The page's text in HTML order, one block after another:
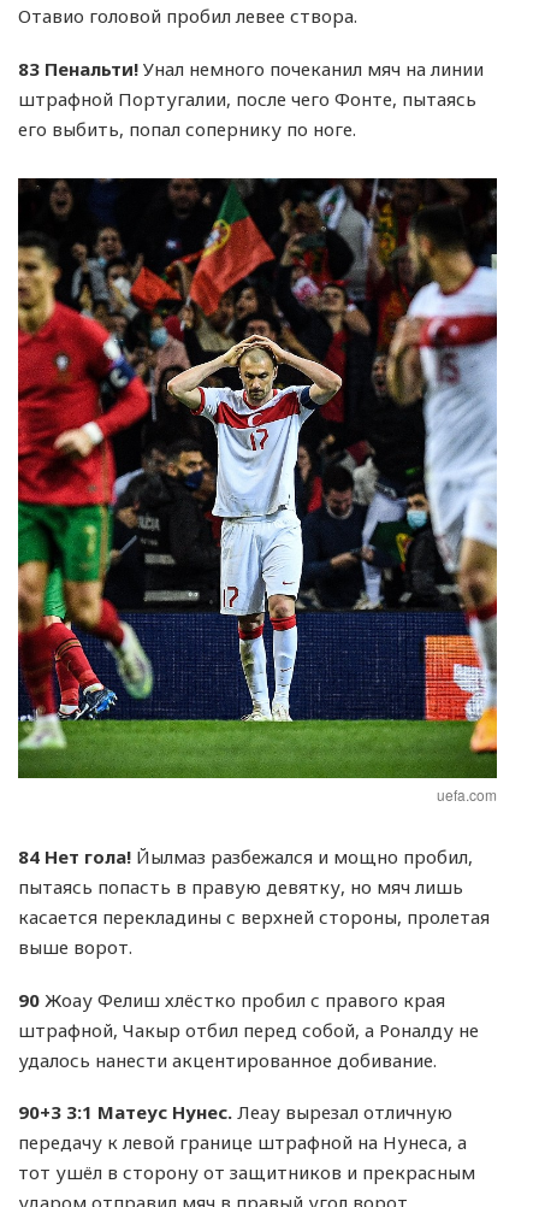
Отавио головой пробил левее створа.
83 Пенальти! Унал немного почеканил мяч на линии
штрафной Португалии, после чего Фонте, пытаясь
его выбить, попал сопернику по ноге.
uefa.com
84 Нет гола! Йылмаз разбежался и мощно пробил,
пытаясь попасть в правую девятку, но мяч лишь
касается перекладины с верхней стороны, пролетая
выше ворот.
90 Жоау Фелиш хлёстко пробил с правого края
штрафной, Чакыр отбил перед собой, а Роналду не
удалось нанести акцентированное добивание.
90+3 3:1 Матеус Нунес. Леау вырезал отличную
передачу к левой границе штрафной на Нунеса, а
тот ушёл в сторону от защитников и прекрасным